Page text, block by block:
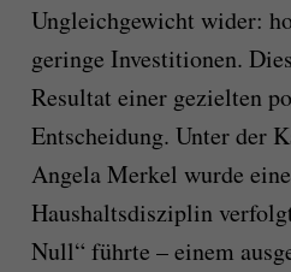
Ungleichgewicht wider:
geringe Investitionen.
Resultat einer gezielten
Entscheidung. Unter der
Angela Merkel wurde
Haushaltsdisziplin
Null“ führte – einem